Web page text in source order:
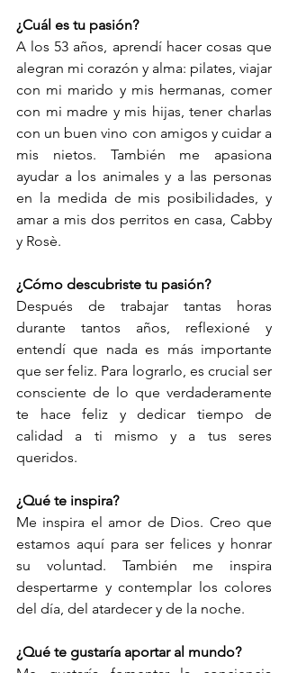
¿Cuál es tu pasión?
A los 53 años, aprendí hacer cosas que
alegran mi corazón y alma: pilates, viajar
con mi marido y mis hermanas, comer
con mi madre y mis hijas, tener charlas
con un buen vino con amigos y cuidar a
mis nietos. También me apasiona
ayudar a los animales y a las personas
en la medida de mis posibilidades, y
amar a mis dos perritos en casa, Cabby
y Rosè.
¿Cómo descubriste tu pasión?
Después de trabajar tantas horas
durante tantos años, reflexioné y
entendí que nada es más importante
que ser feliz. Para lograrlo, es crucial ser
consciente de lo que verdaderamente
te hace feliz y dedicar tiempo de
calidad a ti mismo y a tus seres
queridos.
¿Qué te inspira?
Me inspira el amor de Dios. Creo que
estamos aquí para ser felices y honrar
su voluntad. También me inspira
despertarme y contemplar los colores
del día, del atardecer y de la noche.
¿Qué te gustaría aportar al mundo?